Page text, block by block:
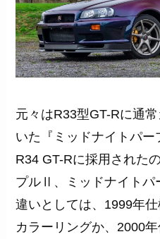
元々はR33型GT-Rに通
いた『ミッドナイトパー
R34 GT-Rに採用された
プルⅡ、ミッドナイト
違いとしては、1999年
カラーリングか、2000